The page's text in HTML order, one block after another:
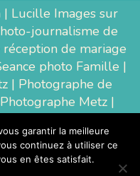
| Lucille Images sur
journalisme de
de mariage
photo Famille |
| Photographe de
Metz |
Thionville|
Metz
garantir la meilleure
continuez à utiliser ce
en êtes satisfait.